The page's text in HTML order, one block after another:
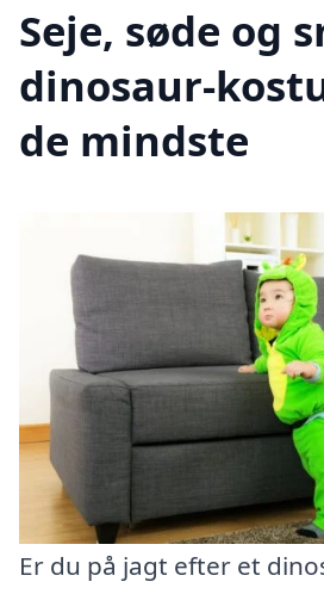
Seje, søde og
dinosaur-
de mindste
Er du på jagt efter et